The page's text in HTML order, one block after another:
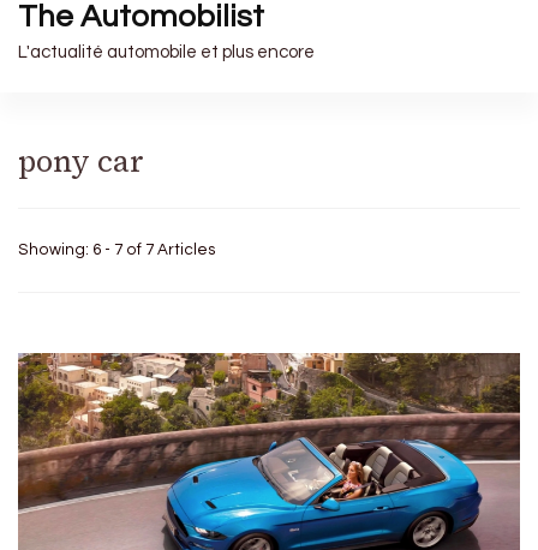
The Automobilist
L'actualité automobile et plus encore
pony car
Showing: 6 - 7 of 7 Articles